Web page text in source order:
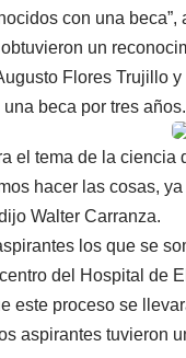
con una
un
Flores Trujillo
beca por tres años.
el tema de la
hacer las cosas,
Walter Carranza.
los que se
del Hospital de
este proceso se
aspirantes tuvieron